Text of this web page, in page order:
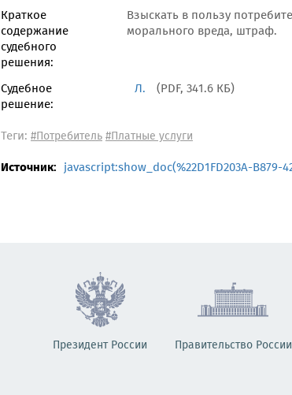
Краткое
содержание
судебного
решения:
Взыскать в пользу
морального вреда, штраф.
Судебное
решение:
Л. (PDF, 341.6 КБ)
Теги: #Потребитель#Платные услуги
Источник: javascript:show_doc(%22D1FD203A-B879-
Президент России Правительство России